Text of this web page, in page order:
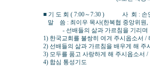
■ 기 도 회 ( 7:00～7:30 ) 사 회 : 손인
말 씀 : 최이우 목사(한복협 중앙위원,
- 선배들의 삶과 가르침을 기리며
1) 한국교회를 불쌍히 여겨 주시옵소서
2) 선배들의 삶과 가르침을 배우게 해
3) 모두를 품고 사랑하게 해 주시옵소서
4) 합심 통성기도